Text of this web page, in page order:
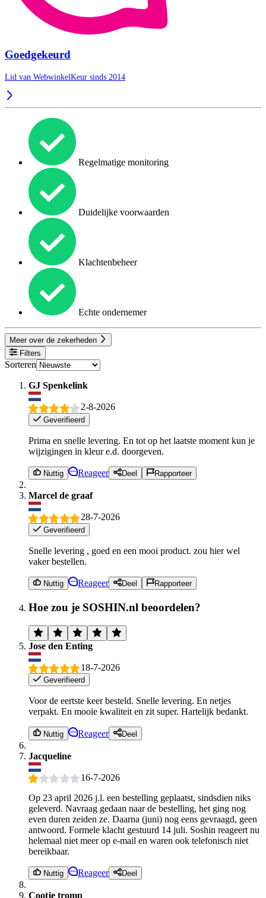
Goedgekeurd
Lid van WebwinkelKeur sinds 2014
Regelmatige monitoring
Duidelijke voorwaarden
Klachtenbeheer
Echte ondernemer
Meer over de zekerheden
Filters
Sorteren
GJ Spenkelink
2-8-2026
Geverifieerd
Prima en snelle levering. En tot op het laatste moment kun je
wijzigingen in kleur e.d. doorgeven.
Nuttig Reageer Deel Rapporteer
Marcel de graaf
28-7-2026
Geverifieerd
Snelle levering , goed en een mooi product. zou hier wel
vaker bestellen.
Nuttig Reageer Deel Rapporteer
Hoe zou je SOSHIN.nl beoordelen?
Jose den Enting
18-7-2026
Geverifieerd
Voor de eertste keer besteld. Snelle levering. En netjes
verpakt. En mooie kwaliteit en zit super. Hartelijk bedankt.
Nuttig Reageer Deel
Jacqueline
16-7-2026
Op 23 april 2026 j.l. een bestelling geplaatst, sindsdien niks
geleverd. Navraag gedaan naar de bestelling, het ging nog
even duren zeiden ze. Daarna (juni) nog eens gevraagd, geen
antwoord. Formele klacht gestuurd 14 juli. Soshin reageert nu
helemaal niet meer op e-mail en waren ook telefonisch niet
bereikbaar.
Nuttig Reageer Deel
Cootje tromp